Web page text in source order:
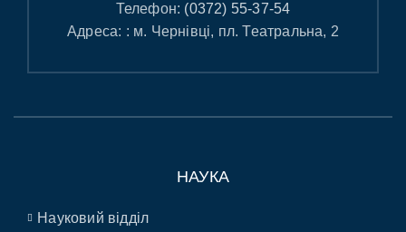
Телефон: (0372) 55-37-54
Адреса: : м. Чернівці, пл. Театральна, 2
НАУКА
Науковий відділ